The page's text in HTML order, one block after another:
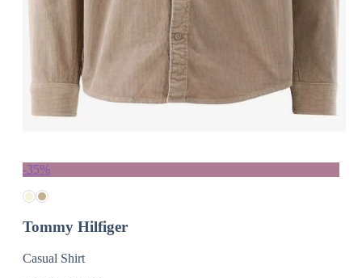
-35%
Tommy Hilfiger
Casual Shirt